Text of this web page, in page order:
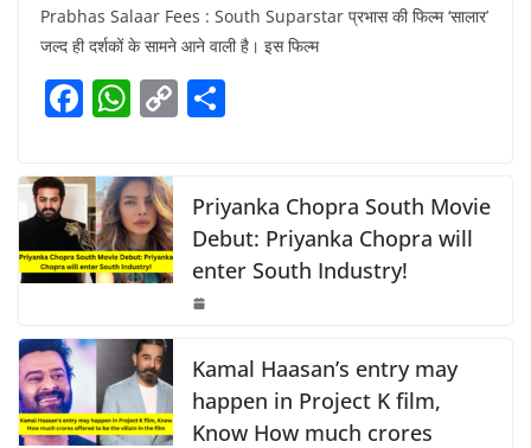
c
e
b
o
k
at
s
A
p
p
y
Li
ar
Prabhas Salaar Fees : South Suparstar प्रभास की फिल्म ‘सालार’
जल्द ही दर्शकों के सामने आने वाली है। इस फिल्म
F
c
e
b
o
k
W
at
s
A
p
C
y
Li
n
k
e
Priyanka Chopra South Movie
Debut: Priyanka Chopra will
enter South Industry!
Kamal Haasan’s entry may
happen in Project K film,
Know How much crores